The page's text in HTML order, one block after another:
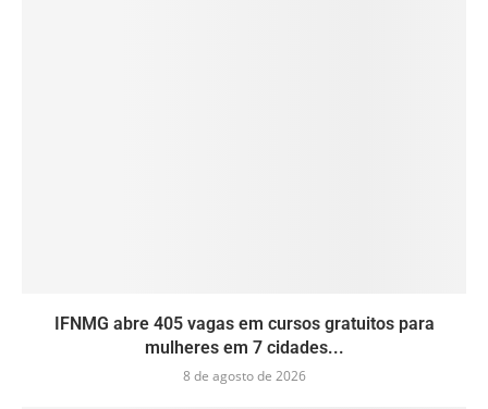
IFNMG abre 405 vagas em cursos gratuitos para
mulheres em 7 cidades...
8 de agosto de 2026